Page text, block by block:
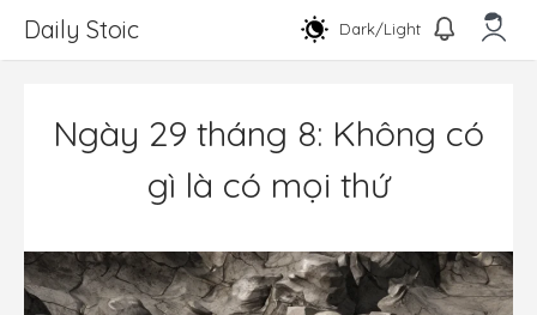
đến
Daily Stoic Dark/Light
Ngày 29 tháng 8: Không có
gì là có mọi thứ